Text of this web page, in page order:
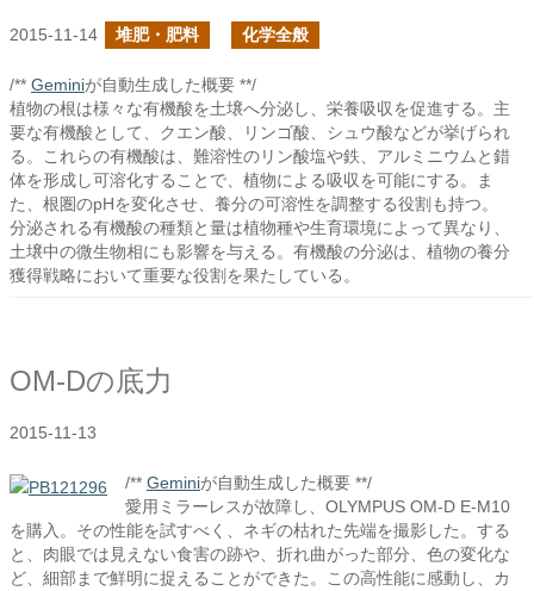
2015-11-14 堆肥・肥料 化学全般
/** Geminiが自動生成した概要 **/
植物の根は様々な有機酸を土壌へ分泌し、栄養吸収を促進する。主
要な有機酸として、クエン酸、リンゴ酸、シュウ酸などが挙げられ
る。これらの有機酸は、難溶性のリン酸塩や鉄、アルミニウムと錯
体を形成し可溶化することで、植物による吸収を可能にする。ま
た、根圏のpHを変化させ、養分の可溶性を調整する役割も持つ。
分泌される有機酸の種類と量は植物種や生育環境によって異なり、
土壌中の微生物相にも影響を与える。有機酸の分泌は、植物の養分
獲得戦略において重要な役割を果たしている。
OM-Dの底力
2015-11-13
/** Geminiが自動生成した概要 **/
愛用ミラーレスが故障し、OLYMPUS OM-D E-M10
を購入。その性能を試すべく、ネギの枯れた先端を撮影した。する
と、肉眼では見えない食害の跡や、折れ曲がった部分、色の変化な
ど、細部まで鮮明に捉えることができた。この高性能に感動し、カ